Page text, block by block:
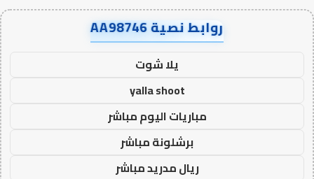
روابط نصية AA98746
يلا شوت
yalla shoot
مباريات اليوم مباشر
برشلونة مباشر
ريال مدريد مباشر